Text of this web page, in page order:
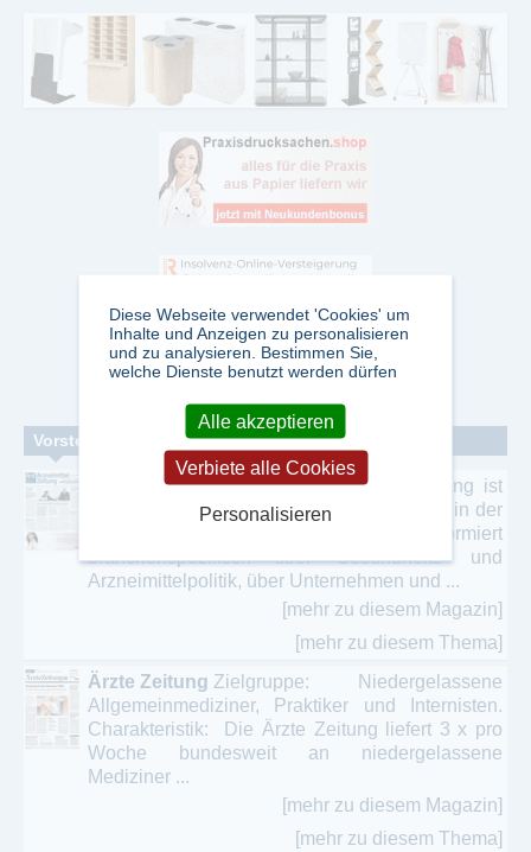
Vorstellung einzelner Zeitschriften
Arzneimittel Zeitung Die Arneimittel Zeitung ist
die Zeitung für Entscheider und Mitarbeiter in der
Pharmabranche. Sie informiert
branchenspezifisch über Gesundheits- und
Arzneimittelpolitik, über Unternehmen und ...
[mehr zu diesem Magazin]
[mehr zu diesem Thema]
Ärzte Zeitung Zielgruppe: Niedergelassene
Allgemeinmediziner, Praktiker und Internisten.
Charakteristik: Die Ärzte Zeitung liefert 3 x pro
Woche bundesweit an niedergelassene
Mediziner ...
[mehr zu diesem Magazin]
[mehr zu diesem Thema]
Diese Webseite verwendet 'Cookies' um
Inhalte und Anzeigen zu personalisieren
und zu analysieren. Bestimmen Sie,
welche Dienste benutzt werden dürfen
Alle akzeptieren
Verbiete alle Cookies
Personalisieren